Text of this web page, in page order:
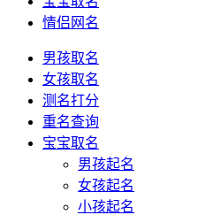
情侣网名
男孩取名
女孩取名
测名打分
重名查询
宝宝取名
男孩起名
女孩起名
小孩起名